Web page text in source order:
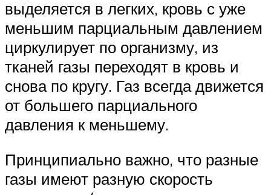
выделяется в легких, кровь с уже
меньшим парциальным давлением
циркулирует по организму, из
тканей газы переходят в кровь и
снова по кругу. Газ всегда движется
от большего парциального
давления к меньшему.
Принципиально важно, что разные
газы имеют разную скорость